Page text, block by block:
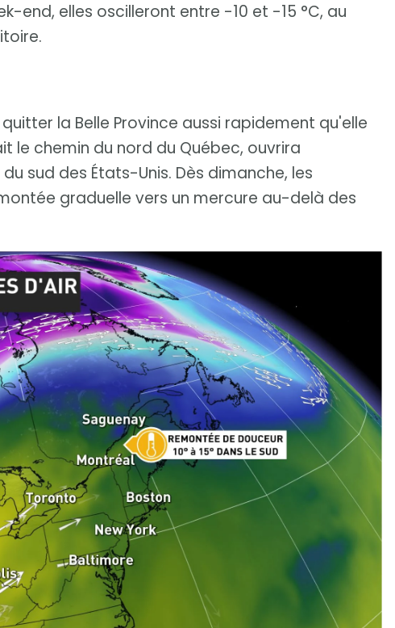
end, elles oscilleront entre -10 et -15 °C, au
la Belle Province aussi rapidement qu'elle
le chemin du nord du Québec, ouvrira
sud des États-Unis. Dès dimanche, les
graduelle vers un mercure au-delà des